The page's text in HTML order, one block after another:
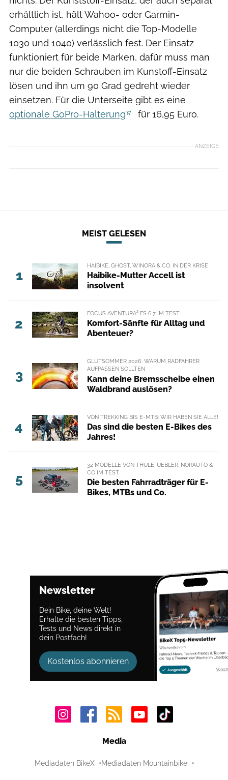
erhältlich ist, hält Wahoo- oder Garmin-
Computer (allerdings nicht die Top-Modelle
1030 und 1040) verlässlich fest. Der Einsatz
funktioniert für beide Marken, dafür muss man
nur die beiden Schrauben im Kunstoff-Einsatz
lösen und ihn um 90 Grad gedreht wieder
einsetzen. Für die Unterseite gibt es eine
optionale GoPro-Halterung
für 16,95 Euro.
ANZEIGE
MEIST GELESEN
1
HAIBIKE, GHOST, WINORA & CO. IN DER KRISE
Haibike-Mutter Accell ist
insolvent
2
FOCUS AVENTURA² FS 6.7 IM TEST
Komfort-Sänfte für Alltag und
Abenteuer?
3
GLUTSOMMER 2026: WARUM RADFAHRER
AUFPASSEN SOLLTEN
Kann deine Bremsscheibe einen
Waldbrand auslösen?
4
VON TREKKING BIS E-MTB: WIR HABEN SIE ALLE!
Das sind die besten E-Bikes des
Jahres!
5
32 MODELLE VON THULE, UEBLER, NORAUTO &
CO IM TEST
Die besten Fahrradträger für E-
Bikes, MTBs und Co.
Newsletter
Dein Bike, deine Welt!
Erhalte die besten Tipps,
Tests und News direkt in
dein Postfach!
Kostenlos abonnieren
Media
Mediadaten BikeX Mediadaten Mountainbike